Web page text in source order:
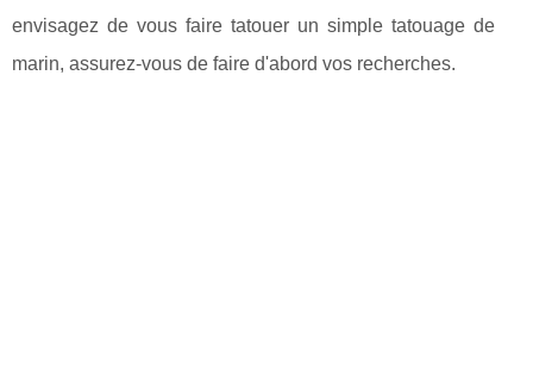
envisagez de vous faire tatouer un simple tatouage de
marin, assurez-vous de faire d'abord vos recherches.